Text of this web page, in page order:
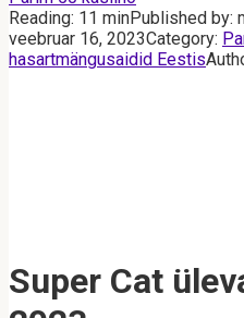
Reading: 11 minPublished by:
veebruar 16, 2023Category:
hasartmängusaidid Eestis
Super Cat